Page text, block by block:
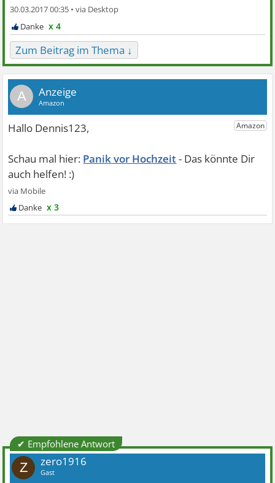
30.03.2017 00:35 •
x 4
Zum Beitrag im Thema ↓
A
Panik vor Hochzeit
x 3
✔ Empfohlene Antwort
Z zero1916
Gast